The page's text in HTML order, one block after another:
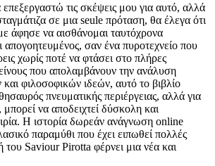
τις σκέψεις μου για αυτό, αλλά
σε μια seule πρόταση, θα έλεγα ότι
άφησε να αισθάνομαι ταυτόχρονα
απογοητευμένος, σαν ένα πυροτεχνείο που
χωρίς ποτέ να φτάσει στο πλήρες
που απολαμβάνουν την ανάλυση
φιλοσοφικών ιδεών, αυτό το βιβλίο
πνευματικής περιέργειας, αλλά για
να αποδειχτεί δύσκολη και
Η ιστορία δωρεάν ανάγνωση online
παραμύθι που έχει ειπωθεί πολλές
Saviour Pirotta φέρνει μια νέα και